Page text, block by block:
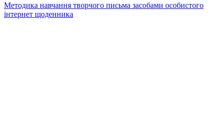
Методика навчання творчого письма засобами особистого
інтернет щоденника